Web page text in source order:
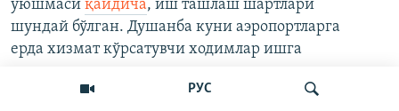
РУС
уюшмаси қайдича, иш ташлаш шартлари
шундай бўлган. Душанба куни аэропортларга
ерда хизмат кўрсатувчи ходимлар ишга
сектори тарифларига кўра ҳақ тўланади.